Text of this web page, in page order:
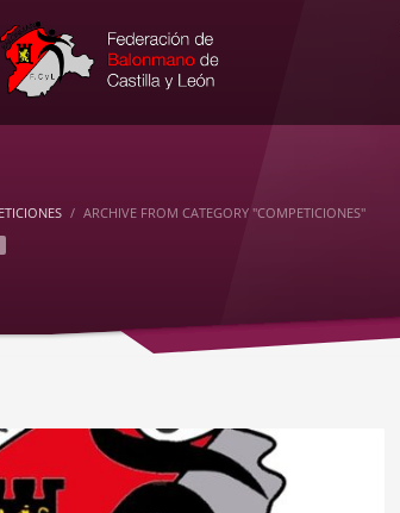
ARCHIVE FROM CATEGORY "COMPETICIONES"